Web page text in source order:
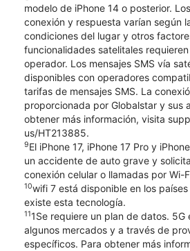
modelo de iPhone 14 o posterior.
conexión y respuesta varían según
condiciones del lugar y otros
funcionalidades satelitales
operador. Los mensajes SMS vía
disponibles con operadores
tarifas de mensajes SMS. La
proporcionada por Globalstar y sus
obtener más información, visita
us/HT213885.
9El iPhone 17, iPhone 17 Pro y
un accidente de auto grave y
conexión celular o llamadas por Wi-
10wifi 7 está disponible en los
existe esta tecnología.
111Se requiere un plan de datos. 5G
algunos mercados y a través de
específicos. Para obtener más